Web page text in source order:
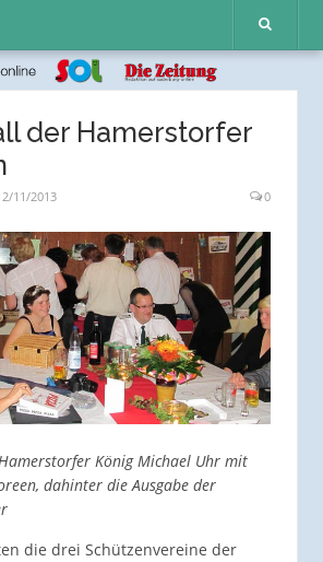
der Hamerstorfer
11/2013 0
König Michael Uhr mit
dahinter die Ausgabe der
die drei Schützenvereine der